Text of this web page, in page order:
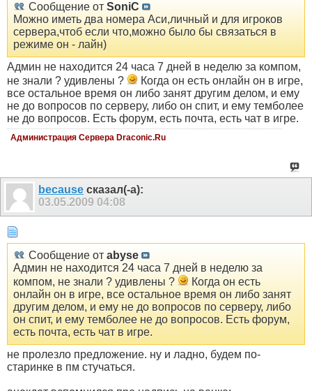
Сообщение от SoniC
Можно иметь два номера Аси,личный и для игроков
сервера,чтоб если что,можно было бы связаться в
режиме он - лайн)
Админ не находится 24 часа 7 дней в неделю за компом,
не знали ? удивлены ?
Когда он есть онлайн он в игре,
все остальное время он либо занят другим делом, и ему
не до вопросов по серверу, либо он спит, и ему темболее
не до вопросов. Есть форум, есть почта, есть чат в игре.
Администрация Сервера Draconic.Ru
because сказал(-а):
03.05.2009 04:08
Сообщение от abyse
Админ не находится 24 часа 7 дней в неделю за
компом, не знали ? удивлены ?
Когда он есть
онлайн он в игре, все остальное время он либо занят
другим делом, и ему не до вопросов по серверу, либо
он спит, и ему темболее не до вопросов. Есть форум,
есть почта, есть чат в игре.
не пролезло предложение. ну и ладно, будем по-
старинке в пм стучаться.